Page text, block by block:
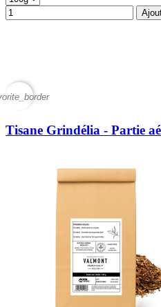
Tisane Grindélia - Partie